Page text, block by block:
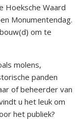
Hoeksche Waard
Monumentendag.
om te
molens,
panden
of beheerder van
u het leuk om
het publiek?